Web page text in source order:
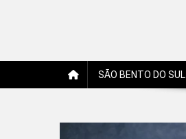
SÃO BENTO DO SUL